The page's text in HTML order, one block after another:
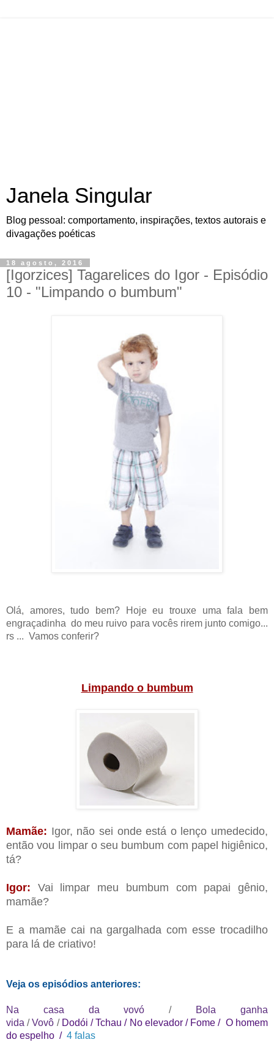
Janela Singular
Blog pessoal: comportamento, inspirações, textos autorais e
divagações poéticas
18 agosto, 2016
[Igorzices] Tagarelices do Igor - Episódio
10 - "Limpando o bumbum"
Olá, amores, tudo bem? Hoje eu trouxe uma fala bem
engraçadinha do meu ruivo para vocês rirem junto comigo...
rs ... Vamos conferir?
Limpando o bumbum
Mamãe: Igor, não sei onde está o lenço umedecido,
então vou limpar o seu bumbum com papel higiênico,
tá?
Igor: Vai limpar meu bumbum com papai gênio,
mamãe?
E a mamãe cai na gargalhada com esse trocadilho
para lá de criativo!
Veja os episódios anteriores:
Na casa da vovó /
Bola ganha
vida /Vovô /Dodói/Tchau / No elevador/ Fome / O homem
do espelho / 4 falas